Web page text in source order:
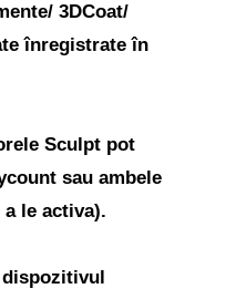
3DCoat/
înregistrate în
Sculpt pot
sau ambele
le activa).
dispozitivul